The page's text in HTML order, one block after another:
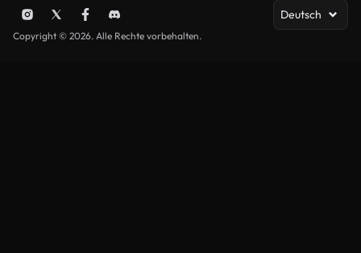
Deutsch
Copyright © 2026. Alle Rechte vorbehalten.